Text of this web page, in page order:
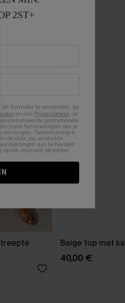
Beige top met
40,00 €
2ST+
dit formulier te verzenden, ga
en ons Privacybeleid. Je
promotionele
(zoals herinneringen aan je
ontvangen. Toestemming is
de door jou verstrekte
aan te bevelen
op elk moment afmelden.